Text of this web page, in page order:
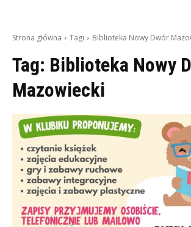
Strona główna Tagi Biblioteka Nowy Dwór
Tag: Biblioteka Nowy
Mazowiecki